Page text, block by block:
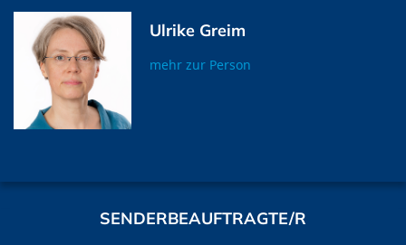
Ulrike Greim
mehr zur Person
SENDERBEAUFTRAGTE/R